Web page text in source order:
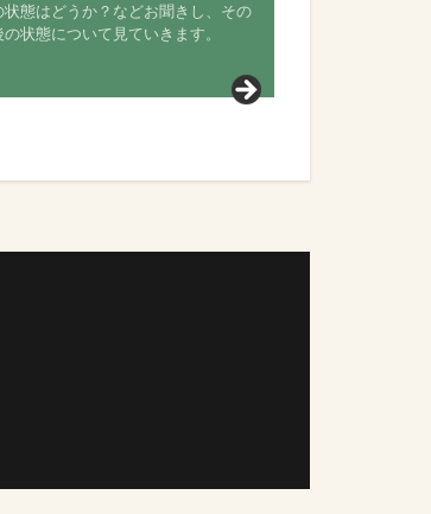
の状態はどうか？などお聞きし、その
後の状態について見ていきます。